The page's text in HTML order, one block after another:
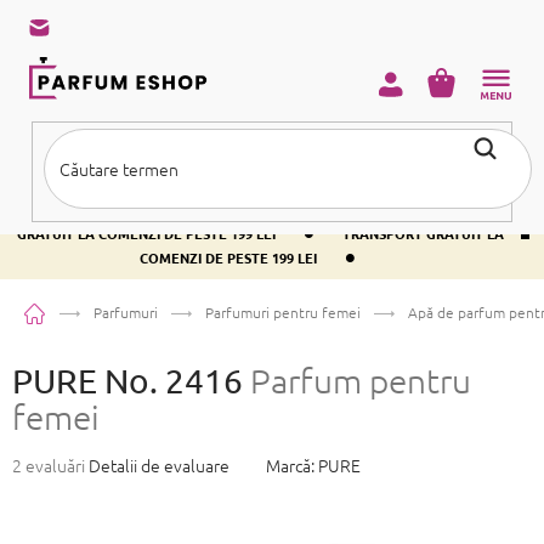
conținut
TRANSPORT GRATUIT LA COMENZI DE PESTE 199 LEI •
TRANSPORT
GRATUIT LA COMENZI DE PESTE 199 LEI
•
TRANSPORT GRATUIT LA
COMENZI DE PESTE 199 LEI
•
COŞ
Acasă Parfumuri Parfumuri pentru femei Apă de parfum
PURE No. 2416 Parfum pentru
femei
Evaluarea
2 evaluări Detalii de evaluare Marcă: PURE